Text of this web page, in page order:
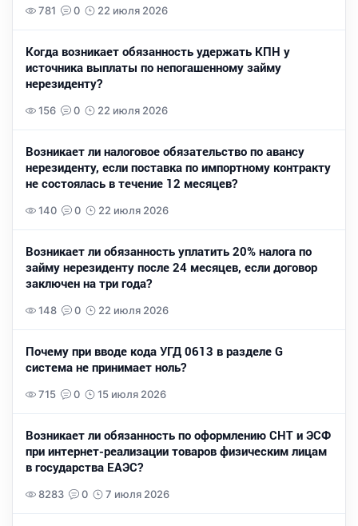
781 0 22 июля 2026
Когда возникает обязанность удержать КПН у
источника выплаты по непогашенному займу
нерезиденту?
156 0 22 июля 2026
Возникает ли налоговое обязательство по авансу
нерезиденту, если поставка по импортному контракту
не состоялась в течение 12 месяцев?
140 0 22 июля 2026
Возникает ли обязанность уплатить 20% налога по
займу нерезиденту после 24 месяцев, если договор
заключен на три года?
148 0 22 июля 2026
Почему при вводе кода УГД 0613 в разделе G
система не принимает ноль?
715 0 15 июля 2026
Возникает ли обязанность по оформлению СНТ и ЭСФ
при интернет-реализации товаров физическим лицам
в государства ЕАЭС?
8283 0 7 июля 2026